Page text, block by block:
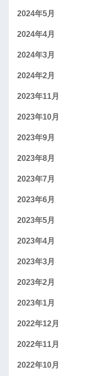
2024年5月
2024年4月
2024年3月
2024年2月
2023年11月
2023年10月
2023年9月
2023年8月
2023年7月
2023年6月
2023年5月
2023年4月
2023年3月
2023年2月
2023年1月
2022年12月
2022年11月
2022年10月